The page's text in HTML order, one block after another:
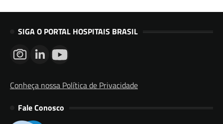
SIGA O PORTAL HOSPITAIS BRASIL
Conheça nossa Política de Privacidade
Fale Conosco